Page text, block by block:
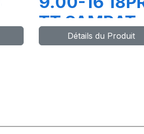
TT SAMRAT
+CH A AIR +
Détails du Produit